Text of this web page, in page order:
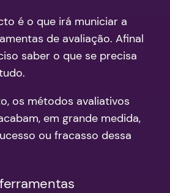
é o que irá municiar a
de avaliação. Afinal
saber o que se precisa
os métodos avaliativos
em grande medida,
ou fracasso dessa